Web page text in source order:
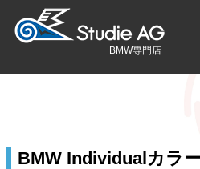
BMW専門店
BMW Individualカラ